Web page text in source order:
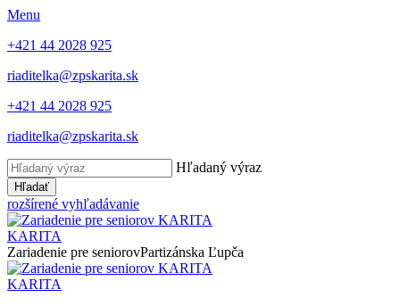
Menu
+421 44 2028 925
riaditelka@zpskarita.sk
+421 44 2028 925
riaditelka@zpskarita.sk
Hľadaný výraz
Hľadať
rozšírené vyhľadávanie
KARITA
Zariadenie pre seniorovPartizánska Ľupča
KARITA